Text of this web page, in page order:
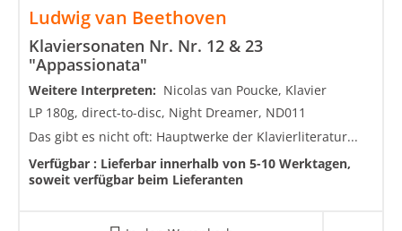
Ludwig van Beethoven
Klaviersonaten Nr. Nr. 12 & 23
"Appassionata"
Weitere Interpreten: Nicolas van Poucke, Klavier
LP 180g, direct-to-disc, Night Dreamer, ND011
Das gibt es nicht oft: Hauptwerke der Klavierliteratur...
Verfügbar : Lieferbar innerhalb von 5-10 Werktagen,
soweit verfügbar beim Lieferanten